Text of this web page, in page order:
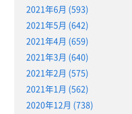
2021年6月 (593)
2021年5月 (642)
2021年4月 (659)
2021年3月 (640)
2021年2月 (575)
2021年1月 (562)
2020年12月 (738)